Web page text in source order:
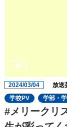
2024/03/04 放送
学校PV
学部・
#メリークリ